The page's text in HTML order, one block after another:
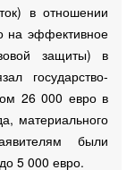
в отношении
на эффективное
защиты) в
государство-
26 000 евро в
материального
были
5 000 евро.